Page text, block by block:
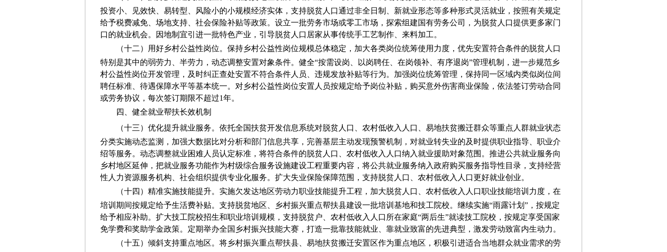
投资小、见效快、易转型、风险小的小规模经济实体，支持脱贫人口通过非全日制、 新就业形态等多种形式灵活就业 ，按照有关规定
给予税费减免、场地支持、社会保险补贴等政策。设立一批劳务市场或零工市场，探索组建国有劳务公司，为脱贫人口提供更多家门
口的就业机会。因地制宜引进一批特色产业，引导脱贫人口居家从事传统手工艺制作、来料加工。
（十二）用好乡村公益性岗位。 保持乡村公益性岗位规模总体稳定，加大各类岗位统筹使用力度，优先安置符合条件的脱贫人口
特别是其中的弱劳力、半劳力，动态调整安置对象条件。健全“按需设岗、以岗聘任、在岗领补、有序退岗”管理机制，进一步规范乡
村公益性岗位开发管理，及时纠正查处安置不符合条件人员、违规发放补贴等行为。加强岗位统筹管理，保持同一区域内类似岗位间
聘任标准、待遇保障水平等基本统一。对乡村公益性岗位安置人员按规定给予岗位补贴，购买意外伤害商业保险，依法签订劳动合同
或劳务协议 ，每次签订期限不超过1年。
四、健全就业帮扶长效机制
（十三）优化提升就业服务。 依托全国扶贫开发信息系统对脱贫人口、农村低收入人口、易地扶贫搬迁群众等重点人群就业状态
分类实施动态监测 ， 加强大数据比对分析和部门信息共享，完善基层主动发现预警机制，对就业转失业的及时提供职业指导、职业介
绍等服务。动态调整就业困难人员认定标准，将符合条件的脱贫人口、农村低收入人口纳入就业援助对象范围 。 推进公共就业服务向
乡村地区延伸，把就业服务功能作为村级综合服务设施建设工程重要内容，将公共就业服务纳入政府购买服务指导性目录，支持经营
性人力资源服务机构、社会组织提供专业化服务。扩大失业保险保障范围，支持脱贫人口、农村低收入人口更好就业创业。
（十四）精准实施技能提升。 实施欠发达地区劳动力职业技能提升工程，加大脱贫人口、农村低收入人口职业技能培训力度，在
培训期间按规定给予生活费补贴。支持脱贫地区、乡村振兴重点帮扶县建设一批培训基地和技工院校。继续实施“雨露计划”，按规定
给予相应补助。扩大技工院校招生和职业培训规模，支持脱贫户、农村低收入人口所在家庭“两后生”就读技工院校，按规定享受国家
免学费和奖助学金政策。定期举办全国乡村振兴技能大赛，打造一批靠技能就业、靠就业致富的先进典型，激发劳动致富内生动力。
（十五）倾斜支持重点地区。 将乡村振兴重点帮扶县、易地扶贫搬迁安置区作为重点地区，积极引进适合当地群众就业需求的劳